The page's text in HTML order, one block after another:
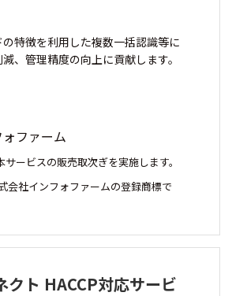
特徴を利用した複数一括認識等に
、管理精度の向上に貢献します。
ファーム
サービスの販売取次ぎを実施します。
会社インフォファームの登録商標で
クト HACCP対応サービ